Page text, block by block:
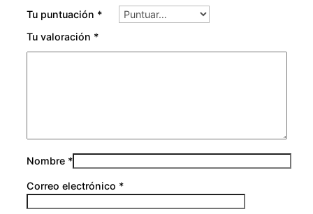
0
Tu puntuación *
Tu valoración *
Nombre *
Correo electrónico *